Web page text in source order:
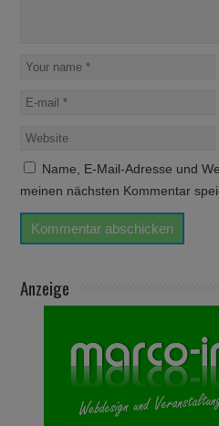
Name, E-Mail-Adresse und
meinen nächsten Kommentar
Anzeige